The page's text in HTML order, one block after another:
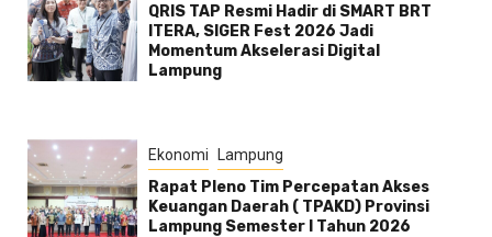
QRIS TAP Resmi Hadir di SMART BRT
ITERA, SIGER Fest 2026 Jadi
Momentum Akselerasi Digital
Lampung
Ekonomi Lampung
Rapat Pleno Tim Percepatan Akses
Keuangan Daerah ( TPAKD) Provinsi
Lampung Semester l Tahun 2026